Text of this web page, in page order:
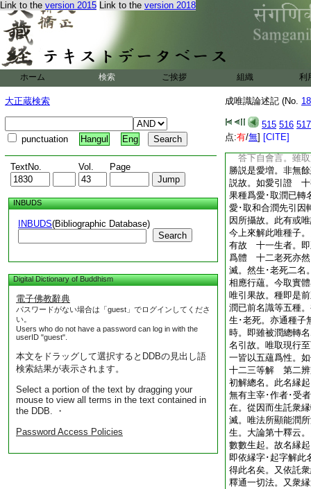
Link to the version 2015 Link to the version 2018
ホーム 検索 ご挨拶 組織 利
大正蔵検索
punctuation Hangul Eng
TextNo. Vol. Page
INBUDS
INBUDS(Bibliographic Database)
Search
Digital Dictionary of Buddhism
電子佛教辭典
パスワードがない場合は「guest」でログインしてくださ
い。
Users who do not have a password can log in with the
userID "guest".
本文をドラッグして選択するとDDBの見出し語
検索結果が表示されます。
Select a portion of the text by dragging your
mouse to view all terms in the text contained in
the DDB. ・
Password Access Policies
成唯識論述記 (No.
515 516 517
点:有/無] [CITE]
取一切煩惱。瑜伽
故。即通見･修所
説。正唯修斷。助
體。在家･出家二
欲貪。見取･戒禁
家者以欲貪爲先而
三見爲先而興諍故
不同。一唯取四取
爲四取體。三若能
四取體。今此合取
抄也 問若爾何故
答下自會言。雖
勝説是愛増。非無
説故。如愛引證 十
果種爲愛･取潤已轉
愛･取和合潤先引因
因所攝故。此有或
今上來解此唯種子
有故 十一生者。即
爲體 十二老死亦然
滅。然生･老死二名
相應行蘊。今取實
唯引果故。種即是
潤已前名識等五種
生･老死。亦通種子
時。即雖被潤總轉
名引故。唯取現行
一皆以五蘊爲性。
十二三等解 第二辨
初解總名。此名縁
無有主宰･作者･受
在。從因而生託衆
滅。唯法所顯能潤
生。大論第十釋云
數數生起。故名縁
即依縁字･起字解此
得此名矣。又依託
釋通一切法。又衆